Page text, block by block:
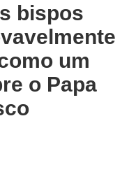
bispos
um
o Papa